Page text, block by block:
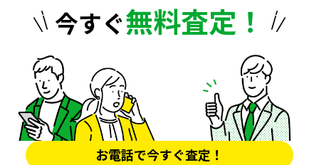
今すぐ無料査定！
お電話で今すぐ査定！